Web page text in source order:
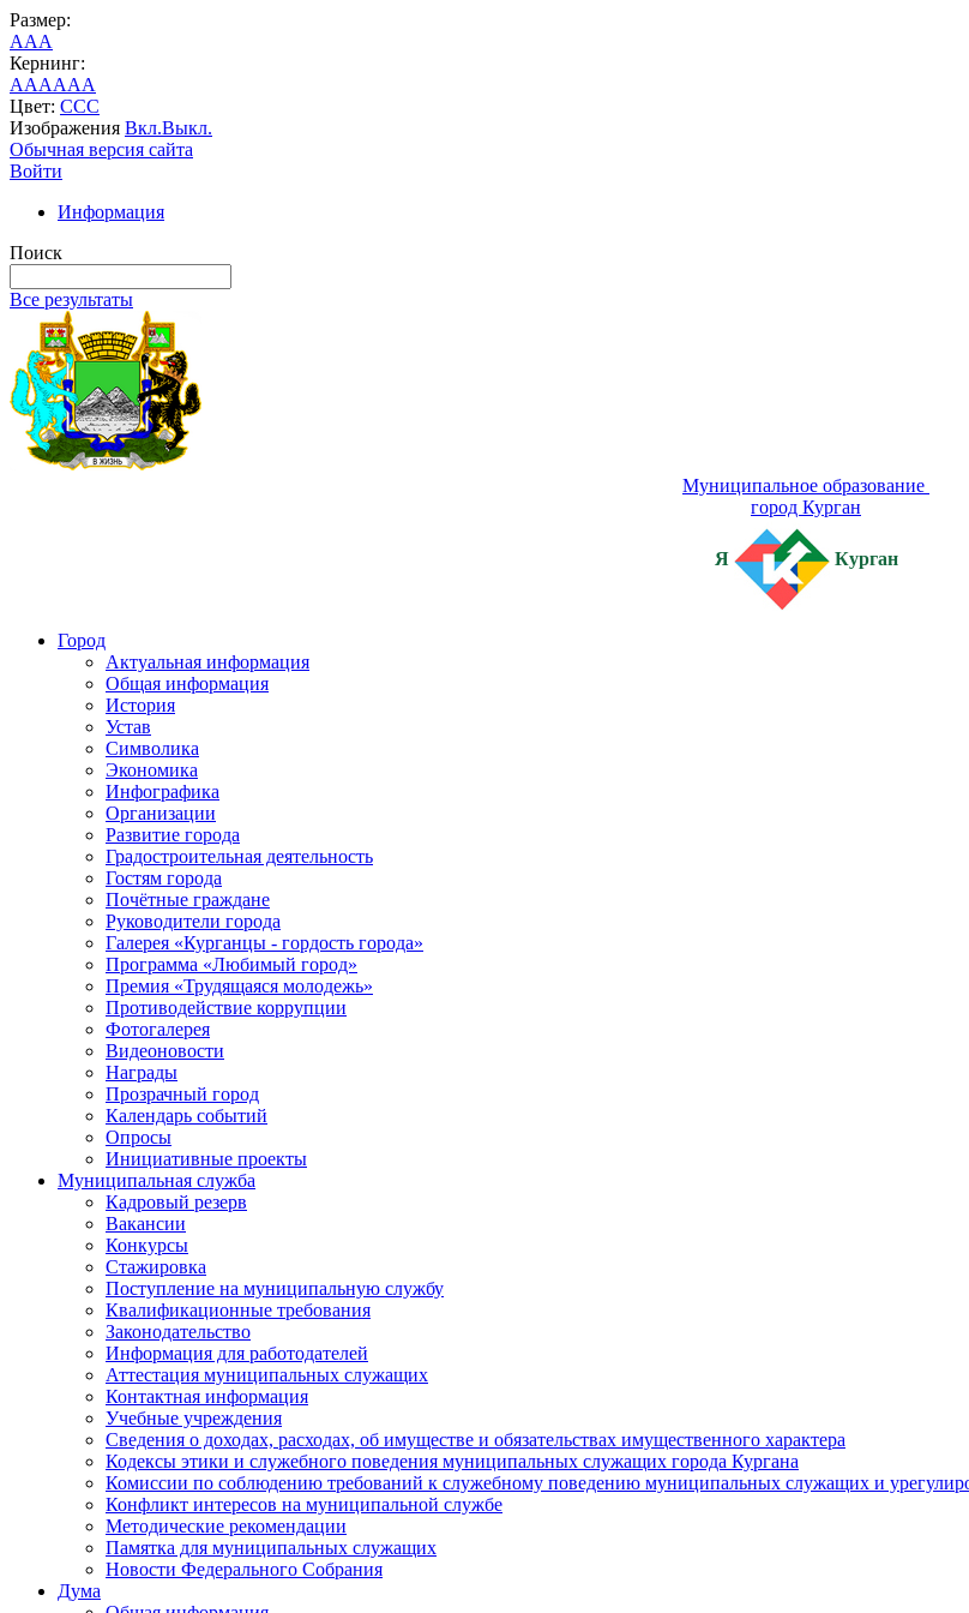
Размер:
AAA
Кернинг:
AAAAAA
Цвет: CCC
Изображения Вкл.Выкл.
Обычная версия сайта
Войти
Информация
Поиск
Все результаты
Муниципальное образование
город Курган
Я Курган
Город
Актуальная информация
Общая информация
История
Устав
Символика
Экономика
Инфографика
Организации
Развитие города
Градостроительная деятельность
Гостям города
Почётные граждане
Руководители города
Галерея «Курганцы - гордость города»
Программа «Любимый город»
Премия «Трудящаяся молодежь»
Противодействие коррупции
Фотогалерея
Видеоновости
Награды
Прозрачный город
Календарь событий
Опросы
Инициативные проекты
Муниципальная служба
Кадровый резерв
Вакансии
Конкурсы
Стажировка
Поступление на муниципальную службу
Квалификационные требования
Законодательство
Информация для работодателей
Аттестация муниципальных служащих
Контактная информация
Учебные учреждения
Сведения о доходах, расходах, об имуществе и обязательствах имущественного характера
Кодексы этики и служебного поведения муниципальных служащих города Кургана
Комиссии по соблюдению требований к служебному поведению муниципальных служащих и
Конфликт интересов на муниципальной службе
Методические рекомендации
Памятка для муниципальных служащих
Новости Федерального Cобрания
Дума